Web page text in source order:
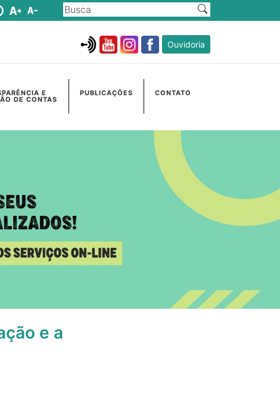
Ouvidoria
E
DE CONTAS
PUBLICAÇÕES CONTATO
e a